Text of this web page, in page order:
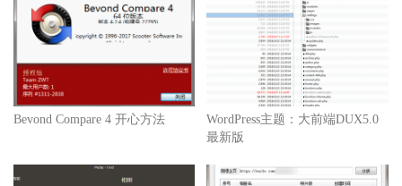
Bevond Compare 4 开心方法
WordPress主题：大前端DUX5.0
最新版